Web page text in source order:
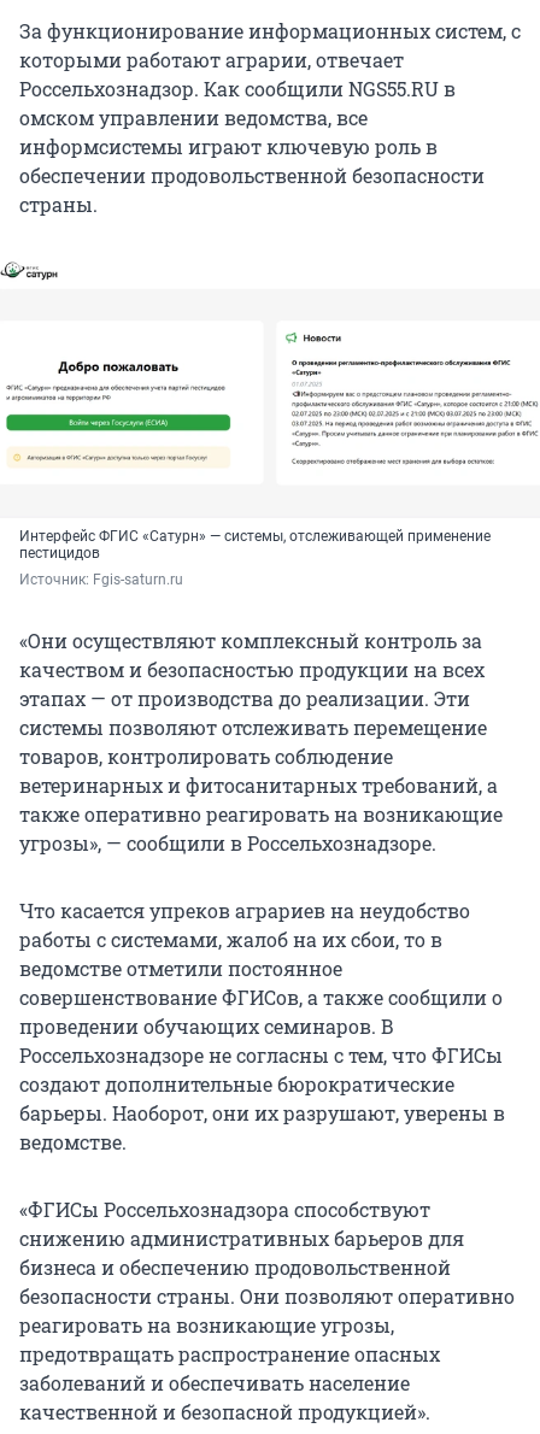
За функционирование информационных систем, с
которыми работают аграрии, отвечает
Россельхознадзор. Как сообщили NGS55.RU в
омском управлении ведомства, все
информсистемы играют ключевую роль в
обеспечении продовольственной безопасности
страны.
Интерфейс ФГИС «Сатурн» — системы, отслеживающей применение
пестицидов
Источник: Fgis-saturn.ru
«Они осуществляют комплексный контроль за
качеством и безопасностью продукции на всех
этапах — от производства до реализации. Эти
системы позволяют отслеживать перемещение
товаров, контролировать соблюдение
ветеринарных и фитосанитарных требований, а
также оперативно реагировать на возникающие
угрозы», — сообщили в Россельхознадзоре.
Что касается упреков аграриев на неудобство
работы с системами, жалоб на их сбои, то в
ведомстве отметили постоянное
совершенствование ФГИСов, а также сообщили о
проведении обучающих семинаров. В
Россельхознадзоре не согласны с тем, что ФГИСы
создают дополнительные бюрократические
барьеры. Наоборот, они их разрушают, уверены в
ведомстве.
«ФГИСы Россельхознадзора способствуют
снижению административных барьеров для
бизнеса и обеспечению продовольственной
безопасности страны. Они позволяют оперативно
реагировать на возникающие угрозы,
предотвращать распространение опасных
заболеваний и обеспечивать население
качественной и безопасной продукцией».